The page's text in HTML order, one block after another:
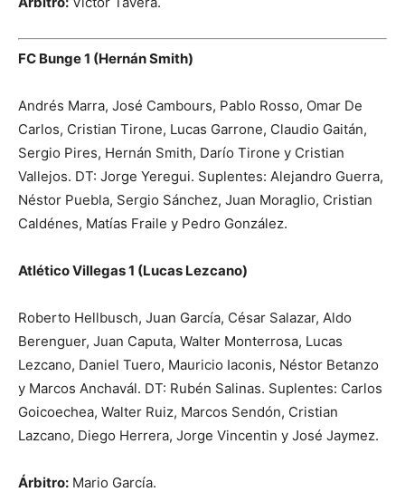
FC Bunge 1 (Hernán Smith)
Andrés Marra, José Cambours, Pablo Rosso, Omar De
Carlos, Cristian Tirone, Lucas Garrone, Claudio Gaitán,
Sergio Pires, Hernán Smith, Darío Tirone y Cristian
Vallejos. DT: Jorge Yeregui. Suplentes: Alejandro Guerra,
Néstor Puebla, Sergio Sánchez, Juan Moraglio, Cristian
Caldénes, Matías Fraile y Pedro González.
Atlético Villegas 1 (Lucas Lezcano)
Roberto Hellbusch, Juan García, César Salazar, Aldo
Berenguer, Juan Caputa, Walter Monterrosa, Lucas
Lezcano, Daniel Tuero, Mauricio Iaconis, Néstor Betanzo
y Marcos Anchavál. DT: Rubén Salinas. Suplentes: Carlos
Goicoechea, Walter Ruiz, Marcos Sendón, Cristian
Lazcano, Diego Herrera, Jorge Vincentin y José Jaymez.
Árbitro: Mario García.